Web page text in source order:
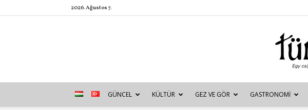
2026. Ağustos 7.
GÜNCEL KÜLTÜR GEZ VE GÖR GASTRONOMI